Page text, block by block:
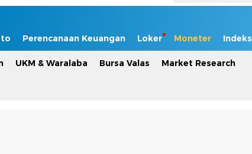
Perencanaan Keuangan Loker Moneter Indeks
UKM & Waralaba Bursa Valas Market Research